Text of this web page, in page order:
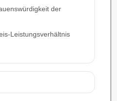
der
Leistungsverhältnis